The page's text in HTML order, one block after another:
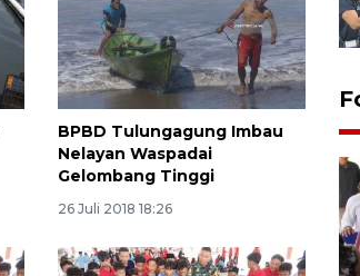
BPBD Tulungagung Imbau
Nelayan Waspadai
Gelombang Tinggi
26 Juli 2018 18:26